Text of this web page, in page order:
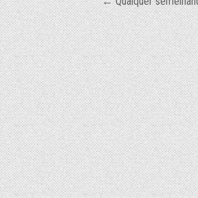
de
Post